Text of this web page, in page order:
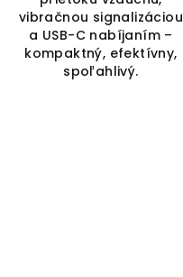
vibračnou signalizáciou
a USB-C nabíjaním –
kompaktný, efektívny,
spoľahlivý.